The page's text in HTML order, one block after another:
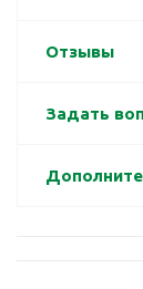
Отзывы
Задать